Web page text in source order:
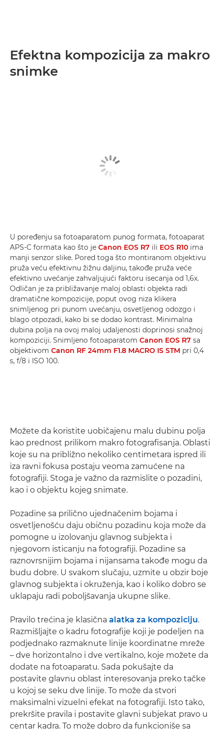
Efektna kompozicija za makro
snimke
U poređenju sa fotoaparatom punog formata, fotoaparat
APS-C formata kao što je Canon EOS R7 ili EOS R10 ima
manji senzor slike. Pored toga što montiranom objektivu
pruža veću efektivnu žižnu daljinu, takođe pruža veće
efektivno uvećanje zahvaljujući faktoru isecanja od 1,6x.
Odličan je za približavanje maloj oblasti objekta radi
dramatične kompozicije, poput ovog niza klikera
snimljenog pri punom uvećanju, osvetljenog odozgo i
blago otpozadi, kako bi se dodao kontrast. Minimalna
dubina polja na ovoj maloj udaljenosti doprinosi snažnoj
kompoziciji. Snimljeno fotoaparatom Canon EOS R7 sa
objektivom Canon RF 24mm F1.8 MACRO IS STM pri 0,4
s, f/8 i ISO 100.
Možete da koristite uobičajenu malu dubinu polja
kao prednost prilikom makro fotografisanja. Oblasti
koje su na približno nekoliko centimetara ispred ili
iza ravni fokusa postaju veoma zamućene na
fotografiji. Stoga je važno da razmislite o pozadini,
kao i o objektu kojeg snimate.
Pozadine sa prilično ujednačenim bojama i
osvetljenošću daju običnu pozadinu koja može da
pomogne u izolovanju glavnog subjekta i
njegovom isticanju na fotografiji. Pozadine sa
raznovrsnijim bojama i nijansama takođe mogu da
budu dobre. U svakom slučaju, uzmite u obzir boje
glavnog subjekta i okruženja, kao i koliko dobro se
uklapaju radi poboljšavanja ukupne slike.
Pravilo trećina je klasična alatka za kompoziciju.
Razmišljajte o kadru fotografije koji je podeljen na
podjednako razmaknute linije koordinatne mreže
– dve horizontalno i dve vertikalno, koje možete da
dodate na fotoaparatu. Sada pokušajte da
postavite glavnu oblast interesovanja preko tačke
u kojoj se seku dve linije. To može da stvori
maksimalni vizuelni efekat na fotografiji. Isto tako,
prekršite pravila i postavite glavni subjekat pravo u
centar kadra. To može dobro da funkcioniše sa